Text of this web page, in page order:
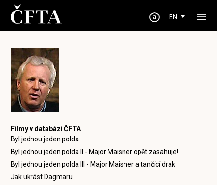
EN
Filmy v databázi ČFTA
Byl jednou jeden polda
Byl jednou jeden polda II - Major Maisner opět zasahuje!
Byl jednou jeden polda III - Major Maisner a tančící drak
Jak ukrást Dagmaru